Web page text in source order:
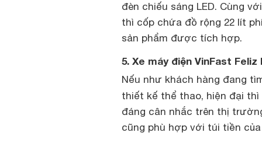
đèn chiếu sáng LED. Cùng
thì cốp chứa đồ rộng 22 lít
sản phẩm được tích hợp.
5. Xe máy điện VinFast Feliz
Nếu như khách hàng đang
thiết kế thể thao, hiện đại thì
đáng cân nhắc trên thị
cũng phù hợp với túi tiền